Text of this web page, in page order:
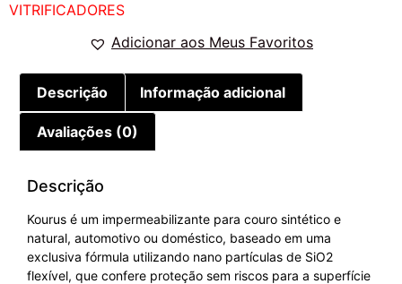
VITRIFICADORES
Adicionar aos Meus Favoritos
Descrição Informação adicional
Avaliações (0)
Descrição
Kourus é um impermeabilizante para couro sintético e
natural, automotivo ou doméstico, baseado em uma
exclusiva fórmula utilizando nano partículas de SiO2
flexível, que confere proteção sem riscos para a superfície